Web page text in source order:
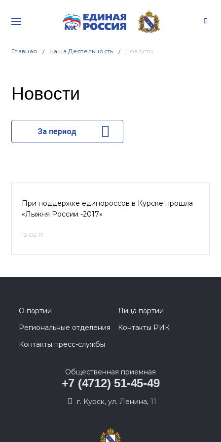
Главная Наша Деятельность Новости
Новости
За период
При поддержке единороссов в Курске прошла
«Лыжня России -2017»
13.02.17
О партии
Лица партии
Региональные отделения
Контакты РИК
Контакты пресс-службы
Общественная приемная
+7 (4712) 51-45-49
г. Курск, ул. Ленина, 11